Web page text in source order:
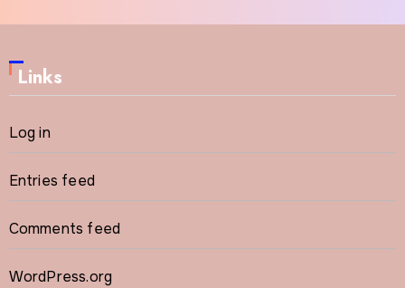
Links
Log in
Entries feed
Comments feed
WordPress.org